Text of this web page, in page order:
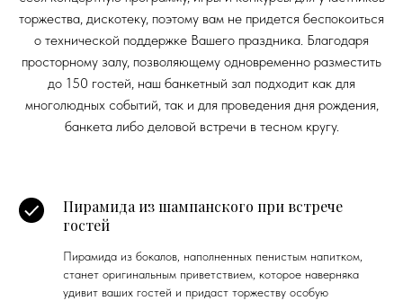
торжества, дискотеку, поэтому вам не придется беспокоиться
о технической поддержке Вашего праздника. Благодаря
просторному залу, позволяющему одновременно разместить
до 150 гостей, наш банкетный зал подходит как для
многолюдных событий, так и для проведения дня рождения,
банкета либо деловой встречи в тесном кругу.
Пирамида из шампанского при встрече
гостей
Пирамида из бокалов, наполненных пенистым напитком,
станет оригинальным приветствием, которое наверняка
удивит ваших гостей и придаст торжеству особую